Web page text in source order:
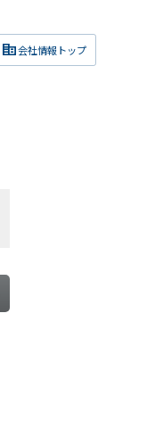
corporate_fare会社情報トップ